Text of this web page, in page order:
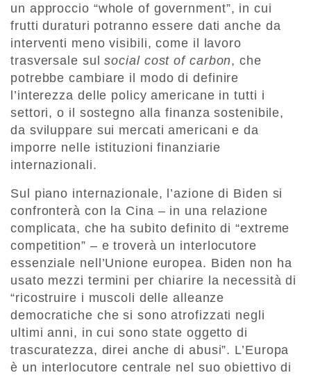
un approccio “whole of government”, in cui
frutti duraturi potranno essere dati anche da
interventi meno visibili, come il lavoro
trasversale sulsocial cost of carbon, che
potrebbe cambiare il modo di definire
l’interezza delle policy americane in tutti i
settori, o il sostegno alla finanza sostenibile,
da sviluppare sui mercati americani e da
imporre nelle istituzioni finanziarie
internazionali.
Sul piano internazionale, l’azione di Biden si
confronterà con la Cina – in una relazione
complicata, che ha subito definito di “extreme
competition” – e troverà un interlocutore
essenziale nell’Unione europea. Biden non ha
usato mezzi termini per chiarire la necessità di
“ricostruire i muscoli delle alleanze
democratiche che si sono atrofizzati negli
ultimi anni, in cui sono state oggetto di
trascuratezza, direi anche di abusi”. L’Europa
è un interlocutore centrale nel suo obiettivo di